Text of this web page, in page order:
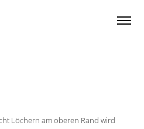
Löchern am oberen Rand wird